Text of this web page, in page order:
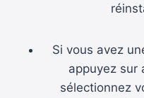
Si vous avez
appuyez sur
sélectionnez